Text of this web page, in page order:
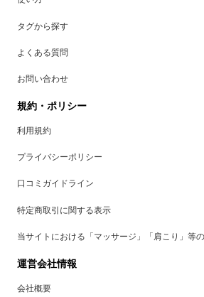
タグから探す
よくある質問
お問い合わせ
規約・ポリシー
利用規約
プライバシーポリシー
口コミガイドライン
特定商取引に関する表示
当サイトにおける「マッサージ」「肩こり」等
運営会社情報
会社概要